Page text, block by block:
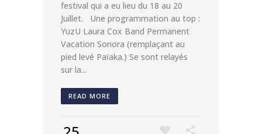
festival qui a eu lieu du 18 au 20
Juillet. Une programmation au top :
YuzU Laura Cox Band Permanent
Vacation Sonora (remplaçant au
pied levé Païaka.) Se sont relayés
sur la...
READ MORE